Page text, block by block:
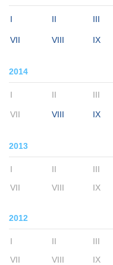
I II III
VII VIII IX
2014
I II III
VII VIII IX
2013
I II III
VII
VIII IX
2012
I II III
VII
VIII IX